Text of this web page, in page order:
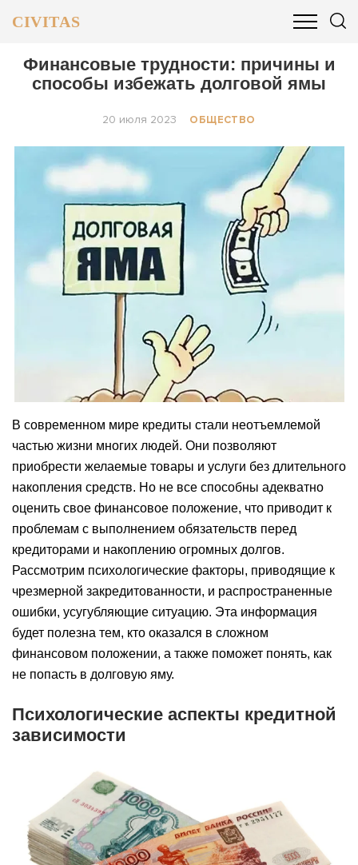
CIVITAS
ОБЩЕСТВО БИЗНЕС И ФИНАНСЫ
Финансовые трудности: причины и
способы избежать долговой ямы
20 июля 2023 ОБЩЕСТВО
В современном мире кредиты стали неотъемлемой
частью жизни многих людей. Они позволяют
приобрести желаемые товары и услуги без длительного
накопления средств. Но не все способны адекватно
оценить свое финансовое положение, что приводит к
проблемам с выполнением обязательств перед
кредиторами и накоплению огромных долгов.
Рассмотрим психологические факторы, приводящие к
чрезмерной закредитованности, и распространенные
ошибки, усугубляющие ситуацию. Эта информация
будет полезна тем, кто оказался в сложном
финансовом положении, а также поможет понять, как
не попасть в долговую яму.
Психологические аспекты кредитной
зависимости